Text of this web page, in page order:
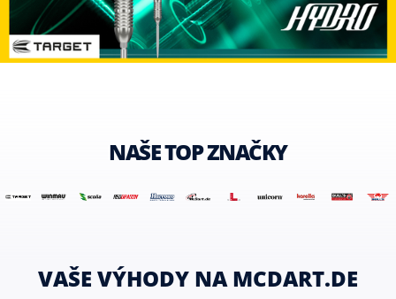
NAŠE TOP ZNAČKY
VAŠE VÝHODY NA MCDART.DE